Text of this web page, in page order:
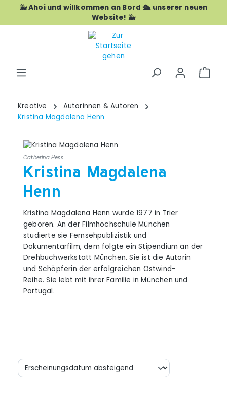
Zum Hauptinhalt springen
🐳 Ahoi und willkommen an Bord 🛳️ unserer neuen
Website! 🐳
Kreative
Autorinnen & Autoren
Kristina Magdalena Henn
Catherina Hess
Kristina Magdalena
Henn
Kristina Magdalena Henn wurde 1977 in Trier
geboren. An der Filmhochschule München
studierte sie Fernsehpublizistik und
Dokumentarfilm, dem folgte ein Stipendium an der
Drehbuchwerkstatt München. Sie ist die Autorin
und Schöpferin der erfolgreichen Ostwind-
Reihe. Sie lebt mit ihrer Familie in München und
Portugal.